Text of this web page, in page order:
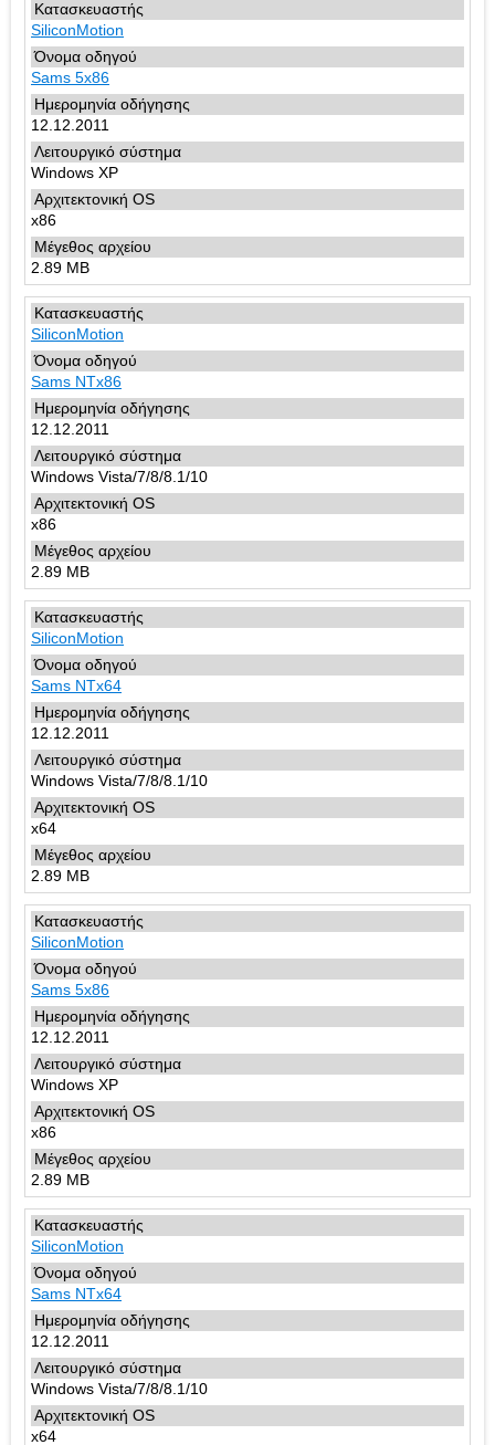
SiliconMotion
Sams 5x86
12.12.2011
Windows XP
x86
2.89 MB
SiliconMotion
Sams NTx86
12.12.2011
Windows Vista/7/8/8.1/10
x86
2.89 MB
SiliconMotion
Sams NTx64
12.12.2011
Windows Vista/7/8/8.1/10
x64
2.89 MB
SiliconMotion
Sams 5x86
12.12.2011
Windows XP
x86
2.89 MB
SiliconMotion
Sams NTx64
12.12.2011
Windows Vista/7/8/8.1/10
x64